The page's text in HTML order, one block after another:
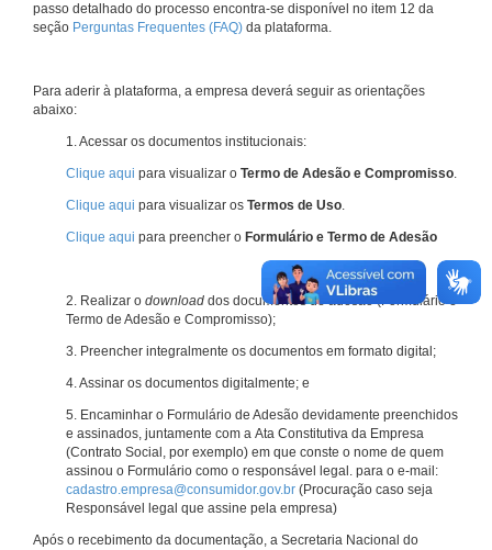
passo detalhado do processo encontra-se disponível no item 12 da
seção Perguntas Frequentes (FAQ) da plataforma.
Para aderir à plataforma, a empresa deverá seguir as orientações
abaixo:
1. Acessar os documentos institucionais:
Clique aqui para visualizar o Termo de Adesão e Compromisso.
Clique aqui para visualizar os Termos de Uso.
Clique aqui para preencher o Formulário e Termo de Adesão
2. Realizar o download dos documentos de adesão (Formulário e
Termo de Adesão e Compromisso);
3. Preencher integralmente os documentos em formato digital;
4. Assinar os documentos digitalmente; e
5. Encaminhar o Formulário de Adesão devidamente preenchidos
e assinados, juntamente com a Ata Constitutiva da Empresa
(Contrato Social, por exemplo) em que conste o nome de quem
assinou o Formulário como o responsável legal. para o e-mail:
cadastro.empresa@consumidor.gov.br (Procuração caso seja
Responsável legal que assine pela empresa)
Após o recebimento da documentação, a Secretaria Nacional do